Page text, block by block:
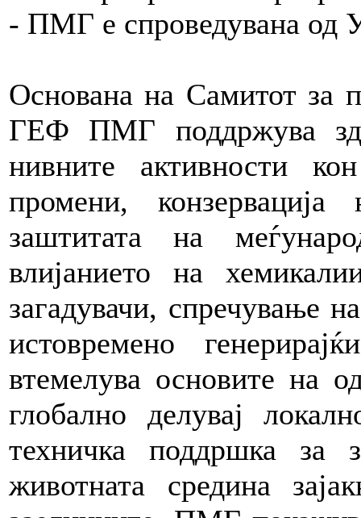
- ПМГ е спроведувана
Основана на Самитот за
ГЕФ ПМГ поддржува
нивните активности
промени, конзервација
заштитата на
влијанието на
загадувачи, спречување
истовремено
втемелува основите на
глобално делувај
техничка поддршка за
животната средина